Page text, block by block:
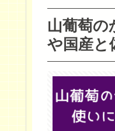
山葡萄の
や国産と